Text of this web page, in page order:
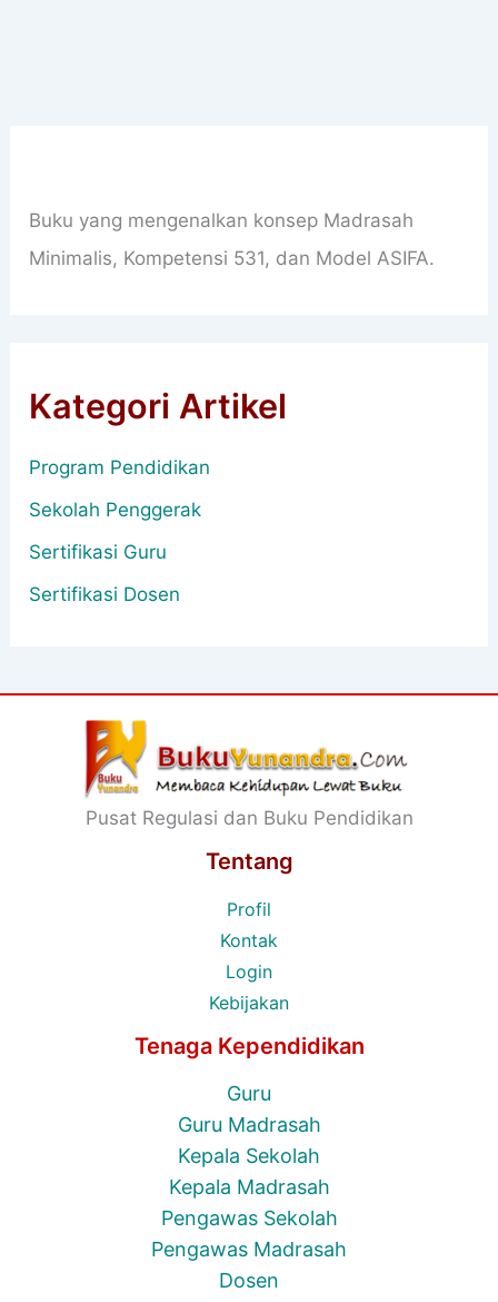
Buku yang mengenalkan konsep Madrasah
Minimalis, Kompetensi 531, dan Model ASIFA.
Kategori Artikel
Program Pendidikan
Sekolah Penggerak
Sertifikasi Guru
Sertifikasi Dosen
Pusat Regulasi dan Buku Pendidikan
Tentang
Profil
Kontak
Login
Kebijakan
Tenaga Kependidikan
Guru
Guru Madrasah
Kepala Sekolah
Kepala Madrasah
Pengawas Sekolah
Pengawas Madrasah
Dosen